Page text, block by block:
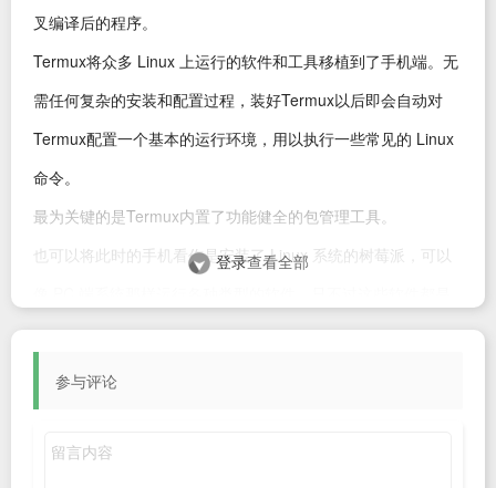
叉编译后的程序。
Termux将众多 Linux 上运行的软件和工具移植到了手机端。无
需任何复杂的安装和配置过程，装好Termux以后即会自动对
Termux配置一个基本的运行环境，用以执行一些常见的 Linux
命令。
最为关键的是Termux内置了功能健全的包管理工具。
也可以将此时的手机看作是安装了 Linux 系统的树莓派，可以
针对特定的 CPU 架构和硬件设备编译过的（交叉编译或者在树
莓派系统中本地编译）。
需要注意的是，由于移动端和 PC 端硬件设备的巨大差异，加
上 Android 内核和操作系统的限制，能够直接运行的程序毕竟
登录查看全部
参与评论